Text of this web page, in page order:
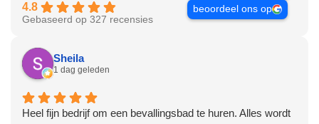
4.8
Gebaseerd op 327 recensies
beoordeel ons op
Sheila
1 dag geleden
Heel fijn bedrijf om een bevallingsbad te huren. Alles wordt